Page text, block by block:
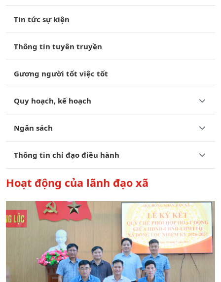
Tin tức sự kiện
Thông tin tuyên truyền
Gương người tốt việc tốt
Quy hoạch, kế hoạch
Ngân sách
Thông tin chỉ đạo điều hành
Hoạt động của lãnh đạo xã